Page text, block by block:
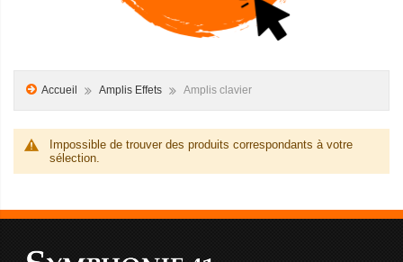
Accueil Amplis Effets Amplis clavier
Impossible de trouver des produits correspondants à votre
sélection.